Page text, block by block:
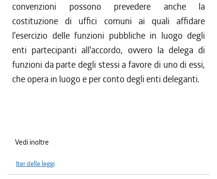
convenzioni possono prevedere anche la
costituzione di uffici comuni ai quali affidare
l'esercizio delle funzioni pubbliche in luogo degli
enti partecipanti all'accordo, ovvero la delega di
funzioni da parte degli stessi a favore di uno di essi,
che opera in luogo e per conto degli enti deleganti.
Vedi inoltre
Iter delle leggi